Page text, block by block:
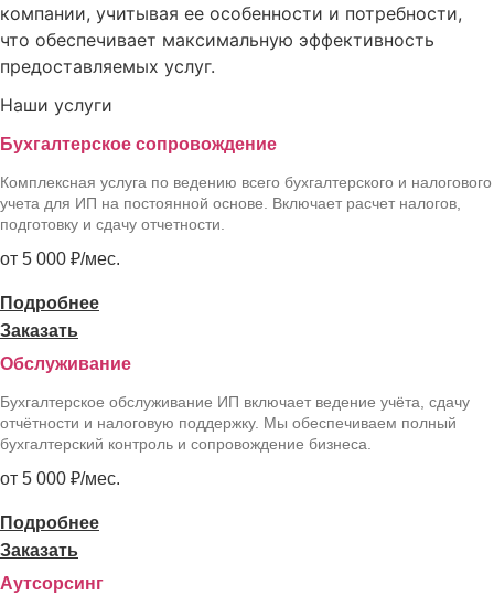
компании, учитывая ее особенности и потребности,
что обеспечивает максимальную эффективность
предоставляемых услуг.
Наши услуги
Бухгалтерское сопровождение
Комплексная услуга по ведению всего бухгалтерского и налогового
учета для ИП на постоянной основе. Включает расчет налогов,
подготовку и сдачу отчетности.
от 5 000 ₽/мес.
Подробнее
Заказать
Обслуживание
Бухгалтерское обслуживание ИП включает ведение учёта, сдачу
отчётности и налоговую поддержку. Мы обеспечиваем полный
бухгалтерский контроль и сопровождение бизнеса.
от 5 000 ₽/мес.
Подробнее
Заказать
Аутсорсинг